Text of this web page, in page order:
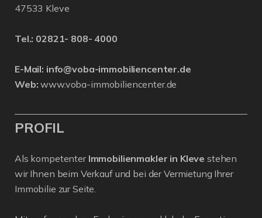
47533 Kleve
Tel.: 02821- 808- 4000
E-Mail: info@voba-immobiliencenter.de
Web: www.voba-immobiliencenter.de
PROFIL
Als kompetenter Immobilienmakler in Kleve stehen
wir Ihnen beim Verkauf und bei der Vermietung Ihrer
Immobilie zur Seite.